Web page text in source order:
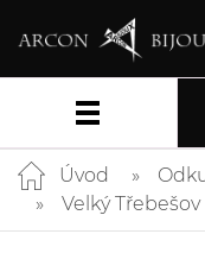
Úvod
Velký Třebešov